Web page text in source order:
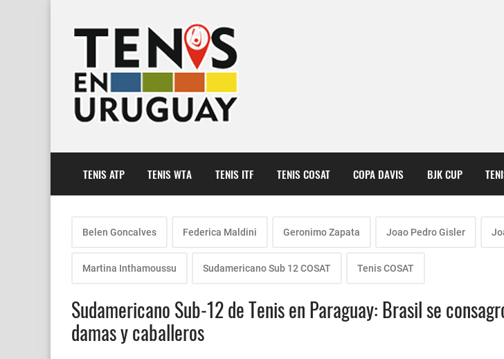
TENIS ATP TENIS WTA TENIS ITF TENIS COSAT COPA DAVIS BJK CUP
Belen Goncalves Federica Maldini Geronimo Zapata Joao Pedro Gisler
Martina Inthamoussu Sudamericano Sub 12 COSAT Tenis COSAT
Sudamericano Sub-12 de Tenis en Paraguay: Brasil se
damas y caballeros